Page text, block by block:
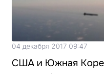
04 декабря 2017 09:47
США и Южная